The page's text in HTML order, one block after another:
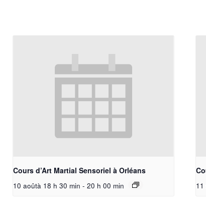
Cours d’Art Martial Sensoriel à Orléans
10 aoûtà 18 h 30 min - 20 h 00 min 11